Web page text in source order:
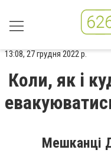
13:08, 27 грудня 2022 р.
Коли, як і
Мешканці